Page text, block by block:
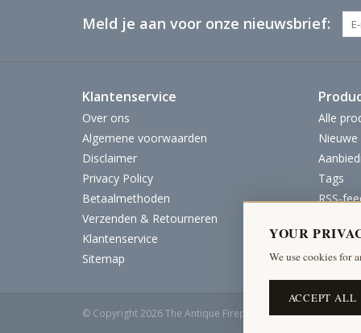
Meld je aan voor onze nieuwsbrief:
Klantenservice
Over ons
Algemene voorwaarden
Disclaimer
Privacy Policy
Betaalmethoden
Verzenden & Retourneren
Klantenservice
Sitemap
Alle
Tags
RSS-
© Copyright 2026 The Antique Fireplace Bank
YOUR
We use cookies for
ACCEPT ALL